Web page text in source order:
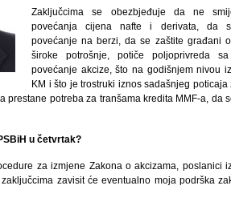
Zaključcima se obezbjeđuje da ne
povećanja cijena nafte i derivata, da
povećanje na berzi, da se zaštite građani
široke potrošnje, potiče poljoprivreda
povećanje akcize, što na godišnjem nivou
KM i što je trostruki iznos sadašnjeg
potreba za tranšama kredita MMF-a, da
u četvrtak?
za izmjene Zakona o akcizama, poslanici
zavisit će eventualno moja podrška